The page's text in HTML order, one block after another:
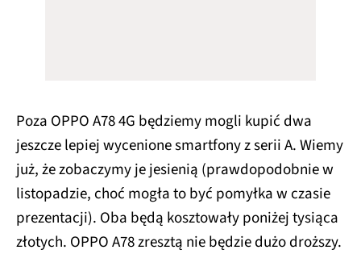
Poza OPPO A78 4G będziemy mogli kupić dwa
jeszcze lepiej wycenione smartfony z serii A. Wiemy
już, że zobaczymy je jesienią (prawdopodobnie w
listopadzie, choć mogła to być pomyłka w czasie
prezentacji). Oba będą kosztowały poniżej tysiąca
złotych. OPPO A78 zresztą nie będzie dużo droższy.